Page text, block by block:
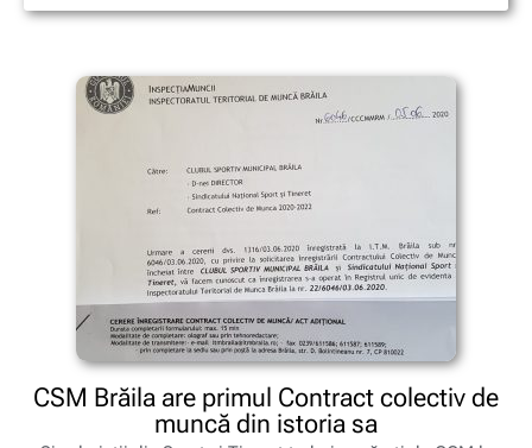
CSM Brăila are primul Contract colectiv de
muncă din istoria sa